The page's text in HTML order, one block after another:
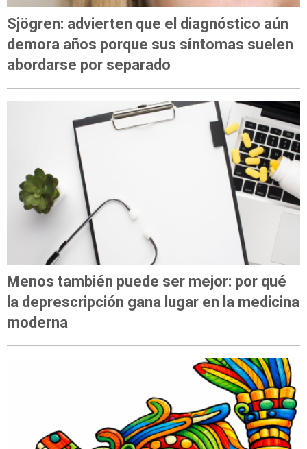
Sjögren: advierten que el diagnóstico aún
demora años porque sus síntomas suelen
abordarse por separado
Menos también puede ser mejor: por qué
la deprescripción gana lugar en la medicina
moderna